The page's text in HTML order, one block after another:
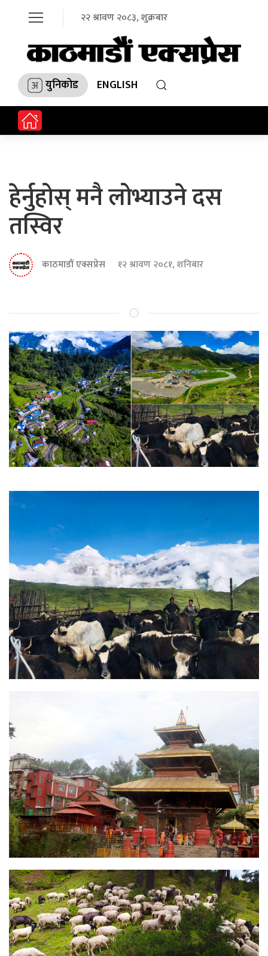
२२ श्रावण २०८३, शुक्रबार
युनिकोड ENGLISH
हेर्नुहोस् मनै लोभ्याउने दस
तस्विर
काठमाडौं एक्सप्रेस १२ श्रावण २०८१, शनिबार